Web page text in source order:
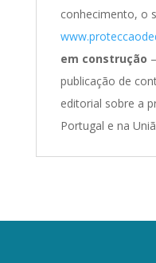
conhecimento, o
em construção
publicação de
editorial sobre a
Portugal e na